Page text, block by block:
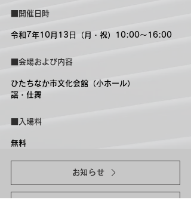
■開催日時
令和7年10月13日（月・祝）10:00～16:00
■会場および内容
ひたちなか市文化会館（小ホール）
謡・仕舞
■入場料
無料
お知らせ